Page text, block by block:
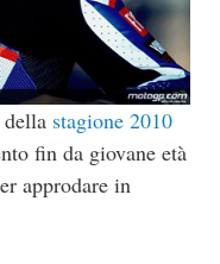
stagione 2010
fin da giovane età
approdare in